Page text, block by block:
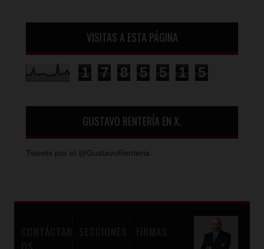
VISITAS A ESTA PÁGINA
1 7 8 5 5 1 5
GUSTAVO RENTERÍA EN X.
Tweets por el @GustavoRenteria.